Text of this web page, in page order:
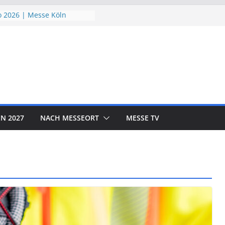
2026 | Messe Köln
EXPO 2026 | Messe
2027 NACH MESSEORT MESSE TV